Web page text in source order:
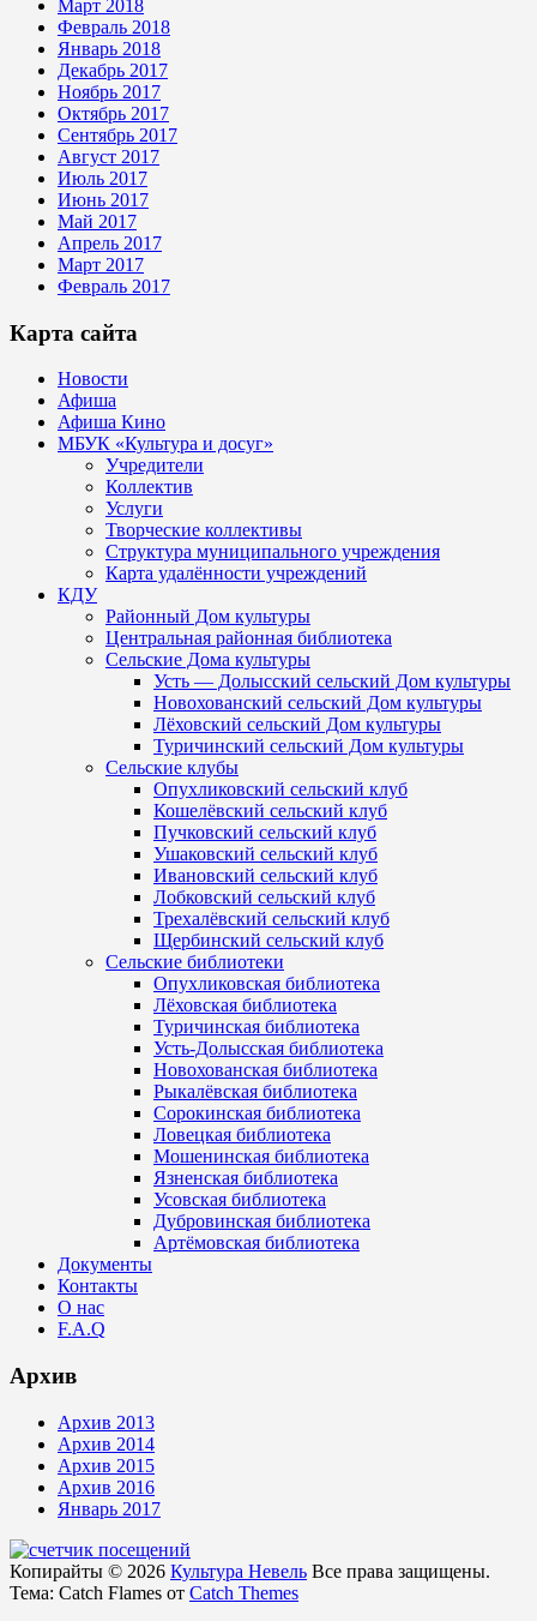
Март 2018
Февраль 2018
Январь 2018
Декабрь 2017
Ноябрь 2017
Октябрь 2017
Сентябрь 2017
Август 2017
Июль 2017
Июнь 2017
Май 2017
Апрель 2017
Март 2017
Февраль 2017
Карта сайта
Новости
Афиша
Афиша Кино
МБУК «Культура и досуг»
Учредители
Коллектив
Услуги
Творческие коллективы
Структура муниципального учреждения
Карта удалённости учреждений
КДУ
Районный Дом культуры
Центральная районная библиотека
Сельские Дома культуры
Усть — Долысский сельский Дом культуры
Новохованский сельский Дом культуры
Лёховский сельский Дом культуры
Туричинский сельский Дом культуры
Сельские клубы
Опухликовский сельский клуб
Кошелёвский сельский клуб
Пучковский сельский клуб
Ушаковский сельский клуб
Ивановский сельский клуб
Лобковский сельский клуб
Трехалёвский сельский клуб
Щербинский сельский клуб
Сельские библиотеки
Опухликовская библиотека
Лёховская библиотека
Туричинская библиотека
Усть-Долысская библиотека
Новохованская библиотека
Рыкалёвская библиотека
Сорокинская библиотека
Ловецкая библиотека
Мошенинская библиотека
Язненская библиотека
Усовская библиотека
Дубровинская библиотека
Артёмовская библиотека
Документы
Контакты
О нас
F.A.Q
Архив
Архив 2013
Архив 2014
Архив 2015
Архив 2016
Январь 2017
Копирайты © 2026 Культура Невель Все права защищены.
Тема: Catch Flames от Catch Themes